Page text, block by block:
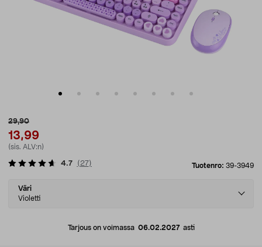
29,90
13,99
(sis. ALV:n)
Tuotenro: 39-3949
4.7 ( 27)
Select
variant
Väri
Violetti
Tarjous on voimassa 06.02.2027asti